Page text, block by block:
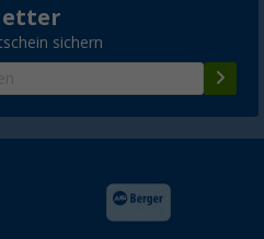
sichern